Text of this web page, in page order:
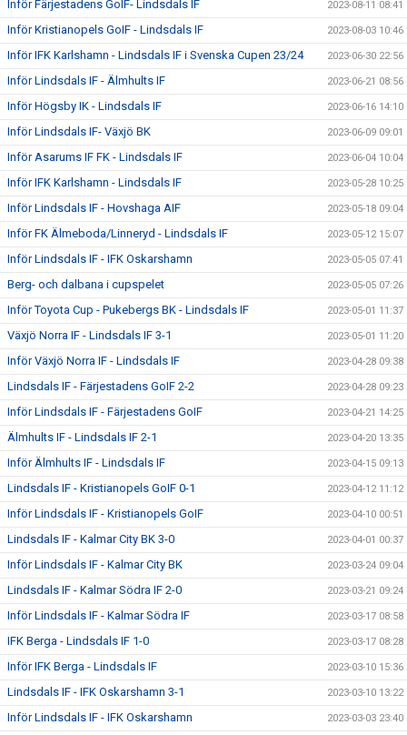
Inför Färjestadens GoIF- Lindsdals IF 2023-08-11 08:41
Inför Kristianopels GoIF - Lindsdals IF 2023-08-03 10:46
Inför IFK Karlshamn - Lindsdals IF i Svenska Cupen 23/24 2023-06-30 22:56
Inför Lindsdals IF - Älmhults IF 2023-06-21 08:56
Inför Högsby IK - Lindsdals IF 2023-06-16 14:10
Inför Lindsdals IF- Växjö BK 2023-06-09 09:01
Inför Asarums IF FK - Lindsdals IF 2023-06-04 10:04
Inför IFK Karlshamn - Lindsdals IF 2023-05-28 10:25
Inför Lindsdals IF - Hovshaga AIF 2023-05-18 09:04
Inför FK Älmeboda/Linneryd - Lindsdals IF 2023-05-12 15:07
Inför Lindsdals IF - IFK Oskarshamn 2023-05-05 07:41
Berg- och dalbana i cupspelet 2023-05-05 07:26
Inför Toyota Cup - Pukebergs BK - Lindsdals IF 2023-05-01 11:37
Växjö Norra IF - Lindsdals IF 3-1 2023-05-01 11:20
Inför Växjö Norra IF - Lindsdals IF 2023-04-28 09:38
Lindsdals IF - Färjestadens GoIF 2-2 2023-04-28 09:23
Inför Lindsdals IF - Färjestadens GoIF 2023-04-21 14:25
Älmhults IF - Lindsdals IF 2-1 2023-04-20 13:35
Inför Älmhults IF - Lindsdals IF 2023-04-15 09:13
Lindsdals IF - Kristianopels GoIF 0-1 2023-04-12 11:12
Inför Lindsdals IF - Kristianopels GoIF 2023-04-10 00:51
Lindsdals IF - Kalmar City BK 3-0 2023-04-01 00:37
Inför Lindsdals IF - Kalmar City BK 2023-03-24 09:04
Lindsdals IF - Kalmar Södra IF 2-0 2023-03-21 09:24
Inför Lindsdals IF - Kalmar Södra IF 2023-03-17 08:58
IFK Berga - Lindsdals IF 1-0 2023-03-17 08:28
Inför IFK Berga - Lindsdals IF 2023-03-10 15:36
Lindsdals IF - IFK Oskarshamn 3-1 2023-03-10 13:22
Inför Lindsdals IF - IFK Oskarshamn 2023-03-03 23:40